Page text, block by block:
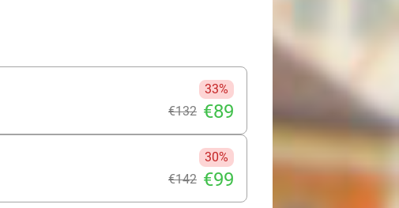
33%
€132 €89
30%
€142 €99